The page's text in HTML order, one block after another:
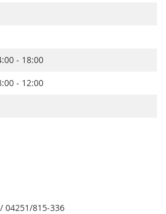
- 18:00
- 12:00
04251/815-336